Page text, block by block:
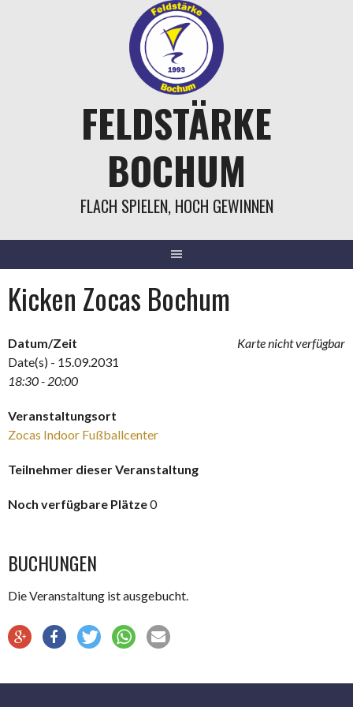
FELDSTÄRKE
BOCHUM
FLACH SPIELEN, HOCH GEWINNEN
Kicken Zocas Bochum
Karte nicht verfügbar
Datum/Zeit
Date(s) - 15.09.2031
18:30 - 20:00
Veranstaltungsort
Zocas Indoor Fußballcenter
Teilnehmer dieser Veranstaltung
Noch verfügbare Plätze0
BUCHUNGEN
Die Veranstaltung ist ausgebucht.